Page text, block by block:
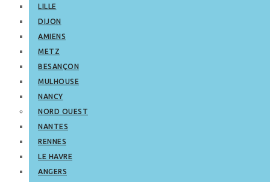
LILLE
DIJON
AMIENS
METZ
BESANÇON
MULHOUSE
NANCY
NORD OUEST
NANTES
RENNES
LE HAVRE
ANGERS